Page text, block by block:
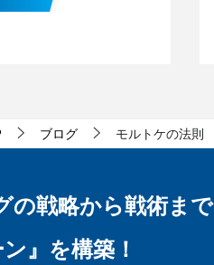
ブログ モルトケの法則
の戦略から戦術まで
』を構築！